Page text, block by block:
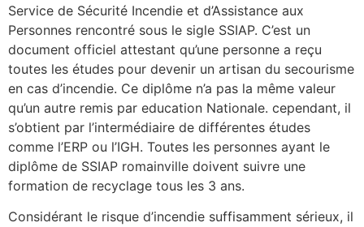
Service de Sécurité Incendie et d’Assistance aux
Personnes rencontré sous le sigle SSIAP. C’est un
document officiel attestant qu’une personne a reçu
toutes les études pour devenir un artisan du secourisme
en cas d’incendie. Ce diplôme n’a pas la même valeur
qu’un autre remis par education Nationale. cependant, il
s’obtient par l’intermédiaire de différentes études
comme l’ERP ou l’IGH. Toutes les personnes ayant le
diplôme de SSIAP romainville doivent suivre une
formation de recyclage tous les 3 ans.
Considérant le risque d’incendie suffisamment sérieux, il